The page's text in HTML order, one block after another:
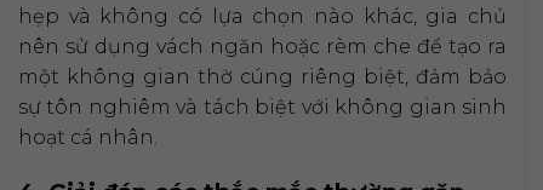
hẹp và không có lựa chọn nào khác, gia chủ
nên sử dụng vách ngăn hoặc rèm che để tạo ra
một không gian thờ cúng riêng biệt, đảm bảo
sự tôn nghiêm và tách biệt với không gian sinh
hoạt cá nhân.